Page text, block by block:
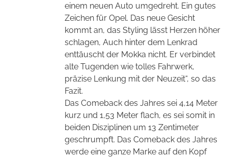
einem neuen Auto umgedreht. Ein gutes
Zeichen für Opel. Das neue Gesicht
kommt an, das Styling lässt Herzen höher
schlagen, Auch hinter dem Lenkrad
enttäuscht der Mokka nicht. Er verbindet
alte Tugenden wie tolles Fahrwerk,
präzise Lenkung mit der Neuzeit“, so das
Fazit.
Das Comeback des Jahres sei 4,14 Meter
kurz und 1,53 Meter flach, es sei somit in
beiden Disziplinen um 13 Zentimeter
geschrumpft. Das Comeback des Jahres
werde eine ganze Marke auf den Kopf